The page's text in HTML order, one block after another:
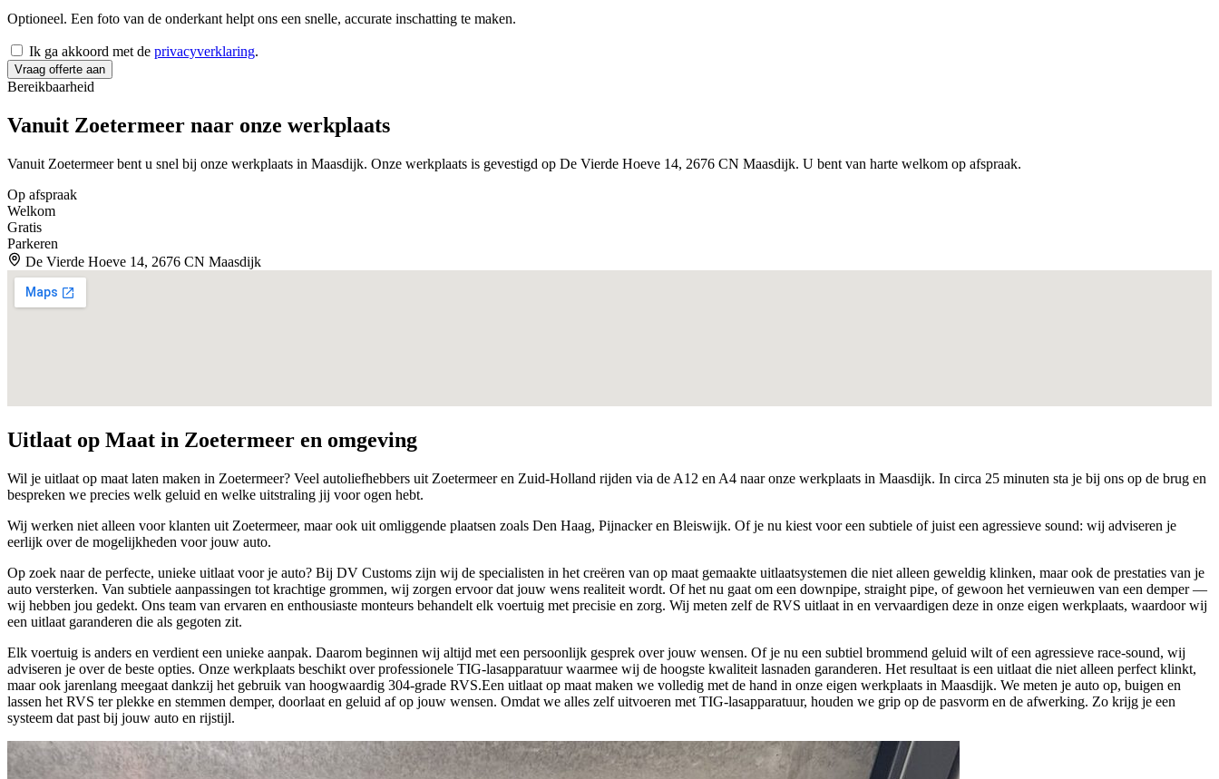
Optioneel. Een foto van de onderkant helpt ons een snelle, accurate inschatting te maken.
Ik ga akkoord met de privacyverklaring.
Vraag offerte aan
Bereikbaarheid
Vanuit Zoetermeer naar onze werkplaats
Vanuit Zoetermeer bent u snel bij onze werkplaats in Maasdijk. Onze werkplaats is gevestigd op De Vierde Hoeve 14, 2676 CN Maasdijk. U bent van harte welkom op afspraak.
Op afspraak
Welkom
Gratis
Parkeren
De Vierde Hoeve 14, 2676 CN Maasdijk
Uitlaat op Maat in Zoetermeer en omgeving
Wil je uitlaat op maat laten maken in Zoetermeer? Veel autoliefhebbers uit Zoetermeer en Zuid-Holland rijden via de A12 en A4 naar onze werkplaats in Maasdijk. In circa 25 minuten sta je bij ons op de brug en
bespreken we precies welk geluid en welke uitstraling jij voor ogen hebt.
Wij werken niet alleen voor klanten uit Zoetermeer, maar ook uit omliggende plaatsen zoals Den Haag, Pijnacker en Bleiswijk. Of je nu kiest voor een subtiele of juist een agressieve sound: wij adviseren je
eerlijk over de mogelijkheden voor jouw auto.
Op zoek naar de perfecte, unieke uitlaat voor je auto? Bij DV Customs zijn wij de specialisten in het creëren van op maat gemaakte uitlaatsystemen die niet alleen geweldig klinken, maar ook de prestaties van je
auto versterken. Van subtiele aanpassingen tot krachtige grommen, wij zorgen ervoor dat jouw wens realiteit wordt. Of het nu gaat om een downpipe, straight pipe, of gewoon het vernieuwen van een demper —
wij hebben jou gedekt. Ons team van ervaren en enthousiaste monteurs behandelt elk voertuig met precisie en zorg. Wij meten zelf de RVS uitlaat in en vervaardigen deze in onze eigen werkplaats, waardoor wij
een uitlaat garanderen die als gegoten zit.
Elk voertuig is anders en verdient een unieke aanpak. Daarom beginnen wij altijd met een persoonlijk gesprek over jouw wensen. Of je nu een subtiel brommend geluid wilt of een agressieve race-sound, wij
adviseren je over de beste opties. Onze werkplaats beschikt over professionele TIG-lasapparatuur waarmee wij de hoogste kwaliteit lasnaden garanderen. Het resultaat is een uitlaat die niet alleen perfect klinkt,
maar ook jarenlang meegaat dankzij het gebruik van hoogwaardig 304-grade RVS.Een uitlaat op maat maken we volledig met de hand in onze eigen werkplaats in Maasdijk. We meten je auto op, buigen en
lassen het RVS ter plekke en stemmen demper, doorlaat en geluid af op jouw wensen. Omdat we alles zelf uitvoeren met TIG-lasapparatuur, houden we grip op de pasvorm en de afwerking. Zo krijg je een
systeem dat past bij jouw auto en rijstijl.